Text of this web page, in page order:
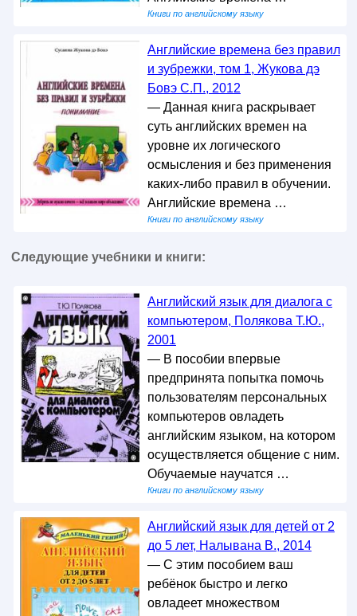
Книги по английскому языку
Английские времена без правил
и зубрежки, том 1, Жукова дэ
Бовэ С.П., 2012
— Данная книга раскрывает
суть английских времен на
уровне их логического
осмысления и без применения
каких-либо правил в обучении.
Английские времена …
Книги по английскому языку
Следующие учебники и книги:
Английский язык для диалога с
компьютером, Полякова Т.Ю.,
2001
— В пособии впервые
предпринята попытка помочь
пользователям персональных
компьютеров овладеть
английским языком, на котором
осуществляется общение с ним.
Обучаемые научатся …
Книги по английскому языку
Английский язык для детей от 2
до 5 лет, Налывана В., 2014
— С этим пособием ваш
ребёнок быстро и легко
овладеет множеством